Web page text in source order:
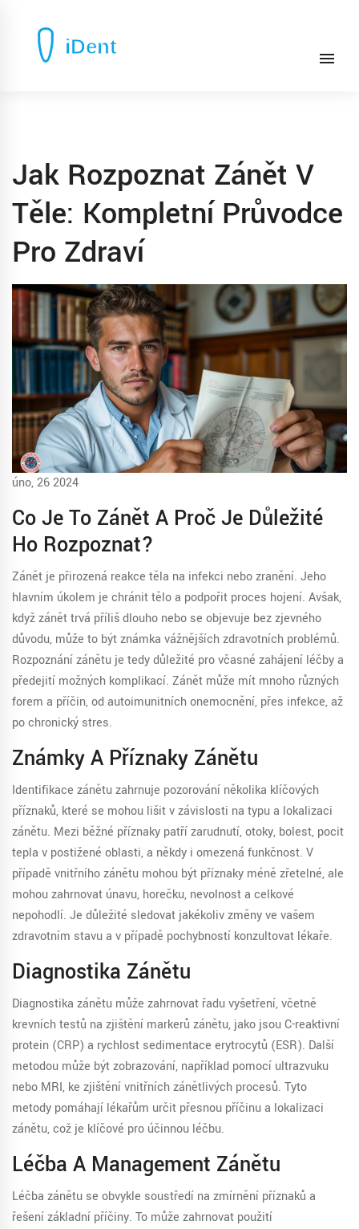
Jak Rozpoznat Zánět V
Těle: Kompletní Průvodce
Pro Zdraví
úno, 26 2024
Co Je To Zánět A Proč Je Důležité
Ho Rozpoznat?
Zánět je přirozená reakce těla na infekci nebo zranění. Jeho
hlavním úkolem je chránit tělo a podpořit proces hojení. Avšak,
když zánět trvá příliš dlouho nebo se objevuje bez zjevného
důvodu, může to být známka vážnějších zdravotních problémů.
Rozpoznání zánětu je tedy důležité pro včasné zahájení léčby a
předejití možných komplikací. Zánět může mít mnoho různých
forem a příčin, od autoimunitních onemocnění, přes infekce, až
po chronický stres.
Známky A Příznaky Zánětu
Identifikace zánětu zahrnuje pozorování několika klíčových
příznaků, které se mohou lišit v závislosti na typu a lokalizaci
zánětu. Mezi běžné příznaky patří zarudnutí, otoky, bolest, pocit
tepla v postižené oblasti, a někdy i omezená funkčnost. V
případě vnitřního zánětu mohou být příznaky méně zřetelné, ale
mohou zahrnovat únavu, horečku, nevolnost a celkové
nepohodlí. Je důležité sledovat jakékoliv změny ve vašem
zdravotním stavu a v případě pochybností konzultovat lékaře.
Diagnostika Zánětu
Diagnostika zánětu může zahrnovat řadu vyšetření, včetně
krevních testů na zjištění markerů zánětu, jako jsou C-reaktivní
protein (CRP) a rychlost sedimentace erytrocytů (ESR). Další
metodou může být zobrazování, například pomocí ultrazvuku
nebo MRI, ke zjištění vnitřních zánětlivých procesů. Tyto
metody pomáhají lékařům určit přesnou příčinu a lokalizaci
zánětu, což je klíčové pro účinnou léčbu.
Léčba A Management Zánětu
Léčba zánětu se obvykle soustředí na zmírnění příznaků a
řešení základní příčiny. To může zahrnovat použití